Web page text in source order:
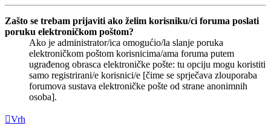
Zašto se trebam prijaviti ako želim korisniku/ci foruma poslati
poruku elektroničkom poštom?
Ako je administrator/ica omogućio/la slanje poruka
elektroničkom poštom korisnicima/ama foruma putem
ugrađenog obrasca elektroničke pošte: tu opciju mogu koristiti
samo registrirani/e korisnici/e [čime se sprječava zlouporaba
forumova sustava elektroničke pošte od strane anonimnih
osoba].
Vrh